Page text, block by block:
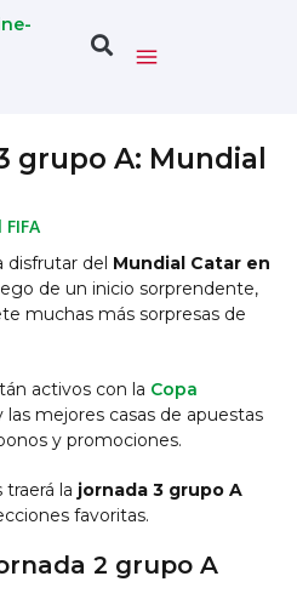
grupo A: Mundial
disfrutar del Mundial Catar en
de un inicio sorprendente,
muchas más sorpresas de
activos con la Copa
mejores casas de apuestas
y promociones.
la jornada 3 grupo A
favoritas.
2 grupo A